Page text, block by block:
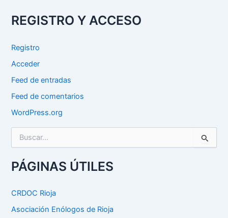
REGISTRO Y ACCESO
Registro
Acceder
Feed de entradas
Feed de comentarios
WordPress.org
c
a
p
r
PÁGINAS ÚTILES
CRDOC Rioja
Asociación Enólogos de Rioja